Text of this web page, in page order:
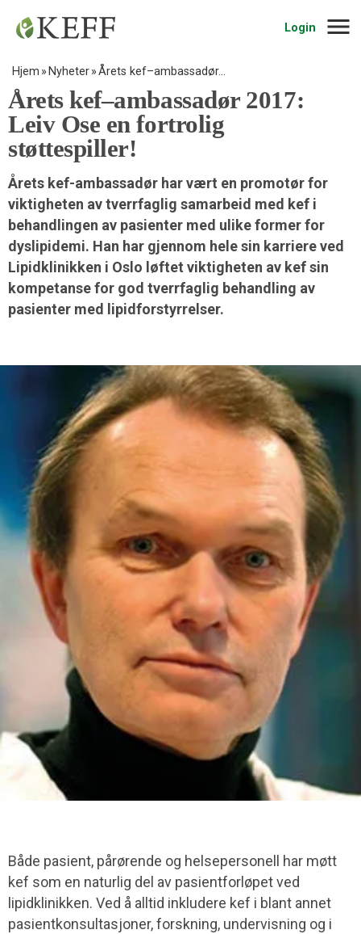
Login
Hjem Nyheter Årets kef–ambassadør…
Årets kef–ambassadør 2017:
Leiv Ose en fortrolig
støttespiller!
Årets kef-ambassadør har vært en promotør for
viktigheten av tverrfaglig samarbeid med kef i
behandlingen av pasienter med ulike former for
dyslipidemi. Han har gjennom hele sin karriere ved
Lipidklinikken i Oslo løftet viktigheten av kef sin
kompetanse for god tverrfaglig behandling av
pasienter med lipidforstyrrelser.
Både pasient, pårørende og helsepersonell har møtt
kef som en naturlig del av pasientforløpet ved
lipidklinikken. Ved å alltid inkludere kef i blant annet
pasientkonsultasjoner, forskning, undervisning og i